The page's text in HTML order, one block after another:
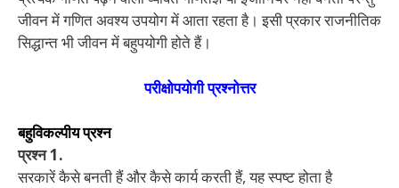
जीवन में गणित अवश्य उपयोग में आता रहता है। इसी प्रकार राजनीतिक
सिद्धान्त भी जीवन में बहुपयोगी होते हैं।
परीक्षोपयोगी प्रश्नोत्तर
बहुविकल्पीय प्रश्न
प्रश्न 1.
सरकारें कैसे बनती हैं और कैसे कार्य करती हैं, यह स्पष्ट होता है